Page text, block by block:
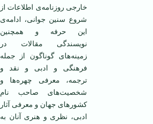
خارجی روزنامه‌ی اطلاعات از
شروع سنین جوانی، ادامه‌ی
این حرفه و همچنین
نویسندگی مقالات در
زمینه‌های گوناگون از جمله
فرهنگی و ادبی و نقد و
ترجمه‌، معرفی چهره‌‌ها و
شخصیت‌های صاحب نام
کشورهای جهان و معرفی آثار
ادبی، نظری و هنری آنان به